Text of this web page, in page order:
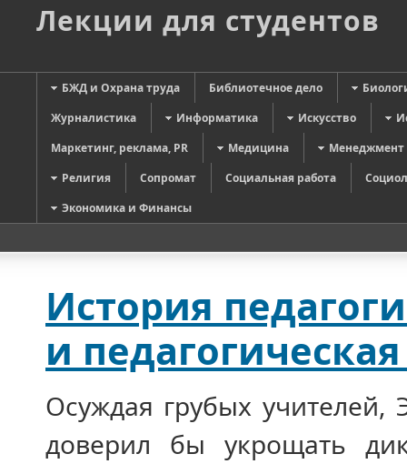
Лекции для студентов
БЖД и Охрана труда Библиотечное дело
Журналистика
Информатика Искусство
Маркетинг, реклама, PR
Медицина
Менеджмент
Религия
Сопромат Социальная работа
Экономика и Финансы
История
и
Осуждая грубых
доверил бы укрощать